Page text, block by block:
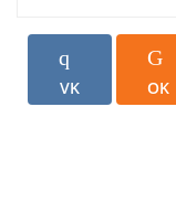
VK OK